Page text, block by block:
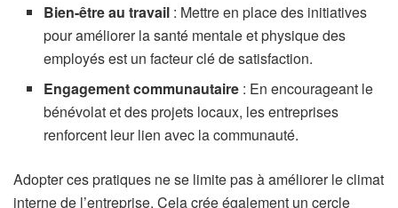
Bien-être au travail : Mettre en place des initiatives
pour améliorer la santé mentale et physique des
employés est un facteur clé de satisfaction.
Engagement communautaire : En encourageant le
bénévolat et des projets locaux, les entreprises
renforcent leur lien avec la communauté.
Adopter ces pratiques ne se limite pas à améliorer le climat
interne de l’entreprise. Cela crée également un cercle